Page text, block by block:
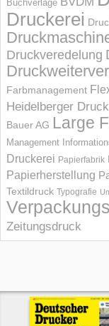
Buchverlage
Druckerei
Druckveredelung
Farbmanagement
Heidelberger
Bauer AG Large
Management
Druckerei Papierfabrik
Papierherstellung
Textildruck Typografie
Zeitungsdruck